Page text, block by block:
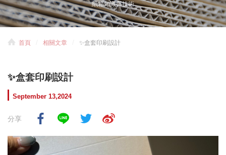
紙箱知識與技術
首頁 相關文章 ✨盒套印刷設計
✨盒套印刷設計
September 13,2024
分享